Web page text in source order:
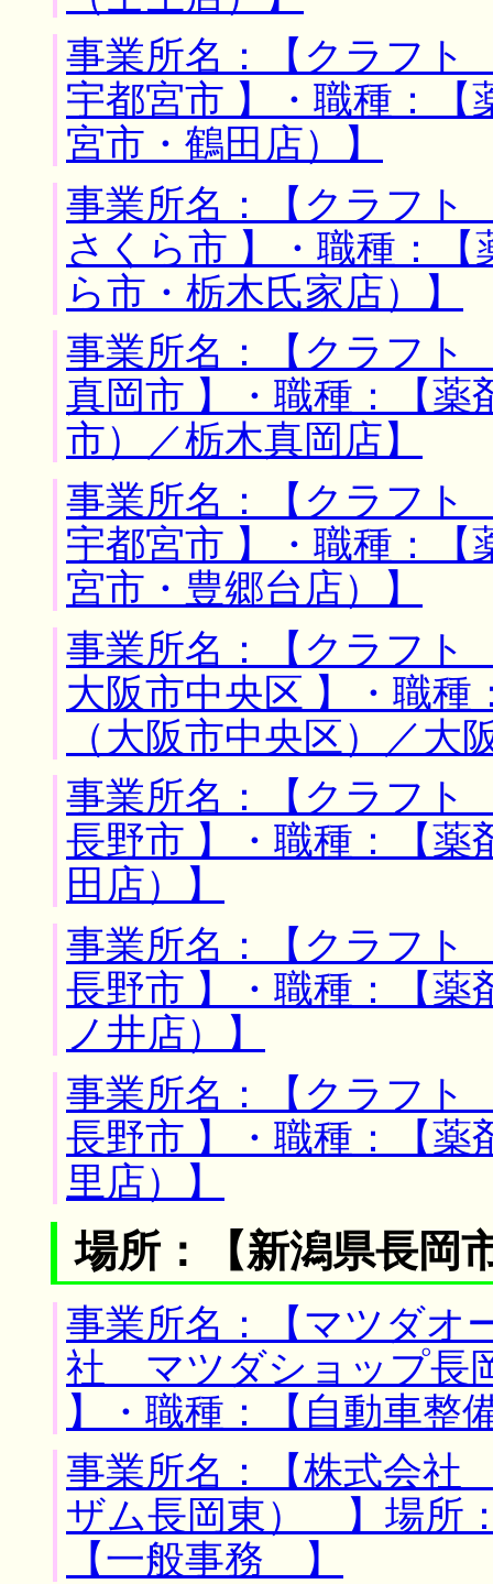
事業所名：【クラフ
宇都宮市 】・職種：
宮市・鶴田店）】
事業所名：【クラフ
さくら市 】・職種：
ら市・栃木氏家店）】
事業所名：【クラフ
真岡市 】・職種：【
市）／栃木真岡店】
事業所名：【クラフ
宇都宮市 】・職種：
宮市・豊郷台店）】
事業所名：【クラフ
大阪市中央区 】・職
（大阪市中央区）／大
事業所名：【クラフ
長野市 】・職種：【
田店）】
事業所名：【クラフ
長野市 】・職種：【
ノ井店）】
事業所名：【クラフ
長野市 】・職種：【
里店）】
場所：【新潟県長岡
事業所名：【マツダオ
社 マツダショップ長
】・職種：【自動車
事業所名：【株式会
ザム長岡東） 】場所
【一般事務 】